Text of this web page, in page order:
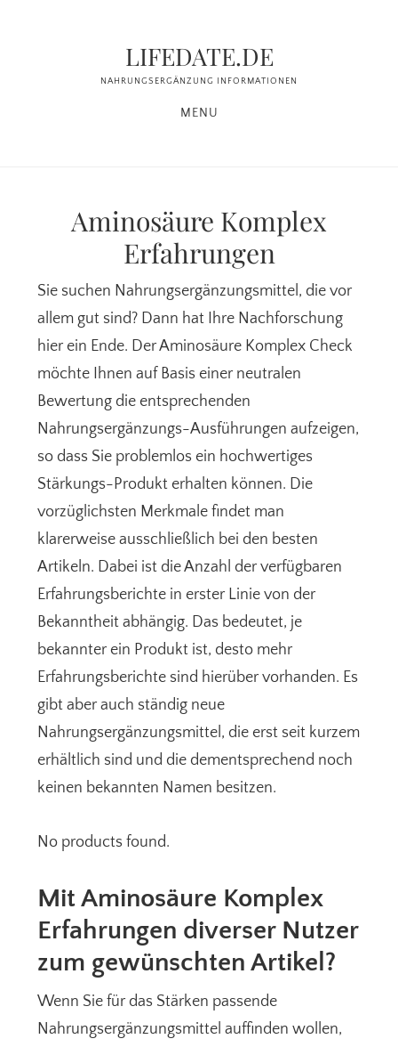
LIFEDATE.DE
NAHRUNGSERGÄNZUNG INFORMATIONEN
MENU
Aminosäure Komplex
Erfahrungen
Sie suchen Nahrungsergänzungsmittel, die vor
allem gut sind? Dann hat Ihre Nachforschung
hier ein Ende. Der Aminosäure Komplex Check
möchte Ihnen auf Basis einer neutralen
Bewertung die entsprechenden
Nahrungsergänzungs-Ausführungen aufzeigen,
so dass Sie problemlos ein hochwertiges
Stärkungs-Produkt erhalten können. Die
vorzüglichsten Merkmale findet man
klarerweise ausschließlich bei den besten
Artikeln. Dabei ist die Anzahl der verfügbaren
Erfahrungsberichte in erster Linie von der
Bekanntheit abhängig. Das bedeutet, je
bekannter ein Produkt ist, desto mehr
Erfahrungsberichte sind hierüber vorhanden. Es
gibt aber auch ständig neue
Nahrungsergänzungsmittel, die erst seit kurzem
erhältlich sind und die dementsprechend noch
keinen bekannten Namen besitzen.
No products found.
Mit Aminosäure Komplex
Erfahrungen diverser Nutzer
zum gewünschten Artikel?
Wenn Sie für das Stärken passende
Nahrungsergänzungsmittel auffinden wollen,